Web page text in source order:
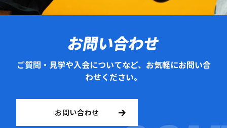
お問い合わせ
ご質問・見学や入会についてなど、お気軽にお問い合
わせください。
お問い合わせ